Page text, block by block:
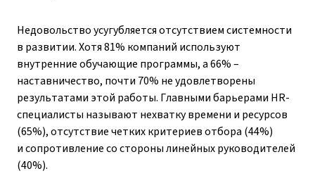
Недовольство усугубляется отсутствием системности
в развитии. Хотя 81% компаний используют
внутренние обучающие программы, а 66% –
наставничество, почти 70% не удовлетворены
результатами этой работы. Главными барьерами HR-
специалисты называют нехватку времени и ресурсов
(65%), отсутствие четких критериев отбора (44%)
и сопротивление со стороны линейных руководителей
(40%).